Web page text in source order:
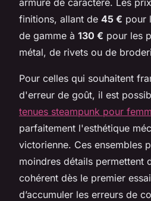
finitions, allant de 45 € pour
de gamme à 130 € pour les
métal, de rivets ou de
Pour celles qui souhaitent
d'erreur de goût, il est
tenues steampunk pour
parfaitement l'esthétique
victorienne. Ces ensembles
moindres détails permettent
cohérent dès le premier
d’accumuler les erreurs de